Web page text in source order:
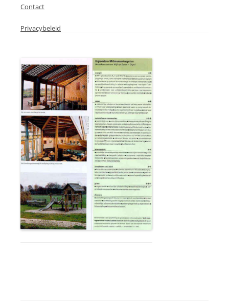
Contact
Privacybeleid